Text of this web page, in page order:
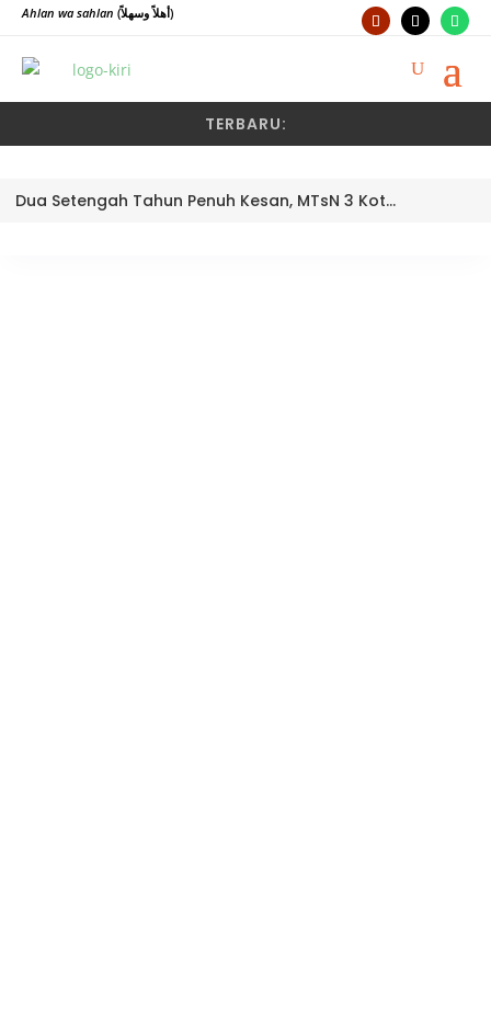
Ahlan wa sahlan (أهلاً وسهلاً)
TERBARU:
Dua Setengah Tahun Penuh Kesan, MTsN 3 Kota Padang Lepas Pengawas Pembina Dra. Nayusminar Nasrun